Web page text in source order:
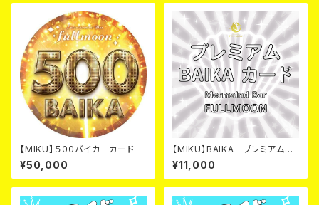
【MIKU】５００バイカ カード
¥50,000
【MIKU】BAIKA プレミアム
カード
¥11,000